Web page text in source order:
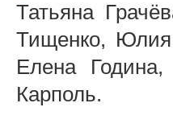
Татьяна
Тищенко,
Елена
Карполь.